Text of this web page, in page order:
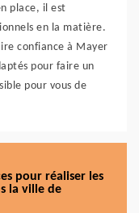
place, il est
en la matière.
confiance à Mayer
pour faire un
pour vous de
pour réaliser les
la ville de